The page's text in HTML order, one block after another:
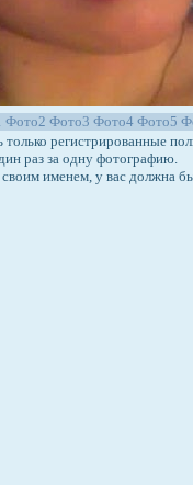
Фото2 Фото3 Фото4 Фото5
регистрированные
раз за одну фотографию.
именем, у вас должна